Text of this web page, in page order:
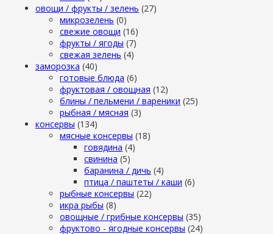
овощи / фрукты / зелень (27)
микрозелень (0)
свежие овощи (16)
фрукты / ягоды (7)
свежая зелень (4)
заморозка (40)
готовые блюда (6)
фруктовая / овощная (12)
блины / пельмени / вареники (25)
рыбная / мясная (3)
консервы (134)
мясные консервы (18)
говядина (4)
свинина (5)
баранина / дичь (4)
птица / паштеты / каши (6)
рыбные консервы (22)
икра рыбы (8)
овощные / грибные консервы (35)
фруктово - ягодные консервы (24)